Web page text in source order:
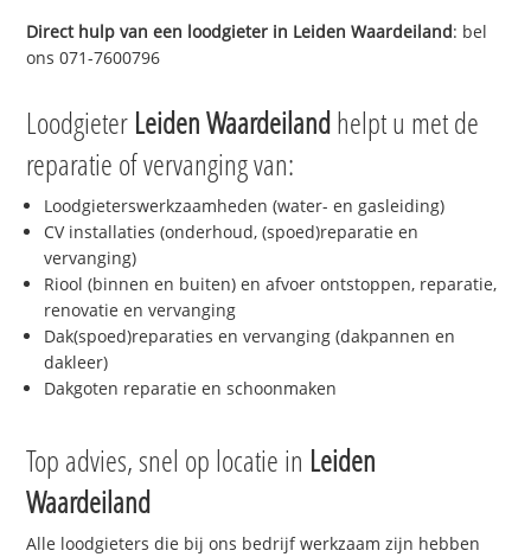
Direct hulp van een loodgieter in Leiden Waardeiland: bel
ons 071-7600796
Loodgieter Leiden Waardeilandhelpt u met de
reparatie of vervanging van:
Loodgieterswerkzaamheden (water- en gasleiding)
CV installaties (onderhoud, (spoed)reparatie en
vervanging)
Riool (binnen en buiten) en afvoer ontstoppen, reparatie,
renovatie en vervanging
Dak(spoed)reparaties en vervanging (dakpannen en
dakleer)
Dakgoten reparatie en schoonmaken
Top advies, snel op locatie in Leiden
Waardeiland
Alle loodgieters die bij ons bedrijf werkzaam zijn hebben